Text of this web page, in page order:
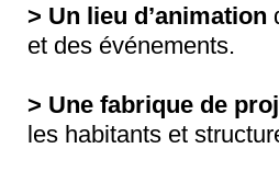
> Un lieu d’animation
et des événements.
> Une fabrique de
les habitants et